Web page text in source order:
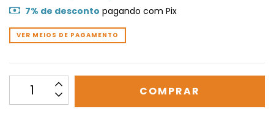
7% de desconto pagando com Pix
VER MEIOS DE PAGAMENTO